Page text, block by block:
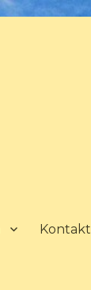
Kontakt